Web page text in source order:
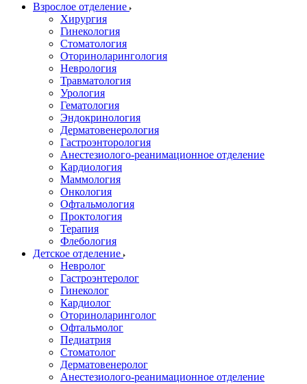
Взрослое отделение
Хирургия
Гинекология
Стоматология
Оториноларингология
Неврология
Травматология
Урология
Гематология
Эндокринология
Дерматовенерология
Гастроэнторология
Анестезиолого-реанимационное отделение
Кардиология
Маммология
Онкология
Офтальмология
Проктология
Терапия
Флебология
Детское отделение
Невролог
Гастроэнтеролог
Гинеколог
Кардиолог
Оториноларинголог
Офтальмолог
Педиатрия
Стоматолог
Дерматовенеролог
Анестезиолого-реанимационное отделение